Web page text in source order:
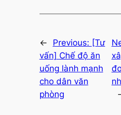
← Previous: [Tư
vấn] Chế độ ăn
uống lành mạnh
cho dân văn
phòng